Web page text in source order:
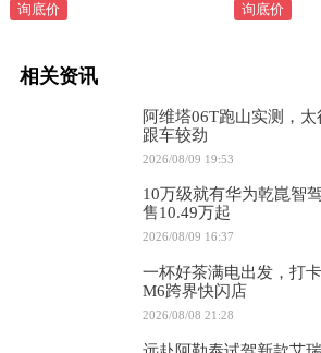
询底价 询底价
相关资讯
阿维塔06T跑山实测，
跟车较劲
2026/08/09 19:53
10万级就有华为乾崑智
售10.49万起
2026/08/09 16:37
一杯好茶满电出发，打
M6跨界快闪店
2026/08/08 21:28